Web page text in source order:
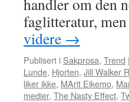
handler om den
faglitteratur,
videre →
Publisert i Sakprosa, Trend |
Lunde, Hjorten, Jill Walker
liker ikke, MArit Eikemo,
medier, The Nasty Effect,